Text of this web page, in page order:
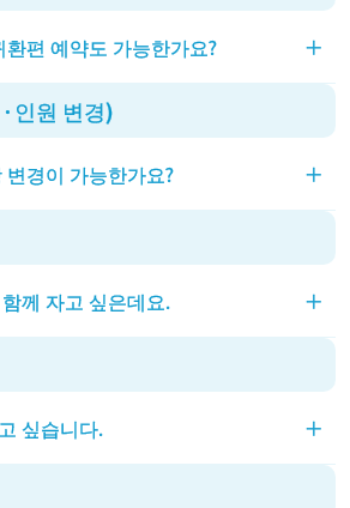
20% 할인됩니다.
편 예약도 가능한가요? ＋
약 시작은 각각 2개월 전 아침 9
. 출발편 예약 시 귀환편 예약은 할
탁드립니다.
인원 변경)
경이 가능한가요? ＋
급으로 변경할 수 있습니다.
소에 문의해 주세요. (선내에서의
합니다)
께 자고 싶은데요. ＋
수 없습니다. 탑승 요금이 발생합
아(미취학 아동) 1명이 함께 탑승
싶습니다. ＋
서는 회원 가입이 필요합니다. 회